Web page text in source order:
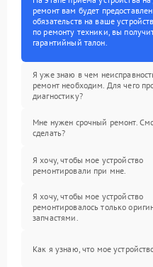
ремонт вам будет
обязательств на ваше
по ремонту техники, вы
гарантийный талон.
Я уже знаю в чем
ремонт необходим. Для чего
диагностику?
Мне нужен срочный ремонт.
сделать?
Я хочу, чтобы мое устройство
ремонтировали при мне.
Я хочу, чтобы мое устройство
ремонтировалось только
запчастями.
Как я узнаю, что мое